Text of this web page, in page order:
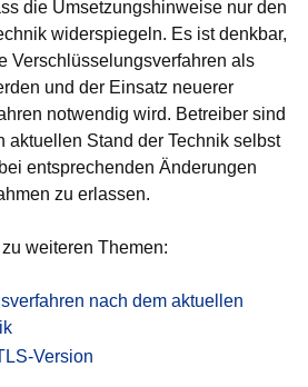
die Umsetzungshinweise nur den
widerspiegeln. Es ist denkbar,
Verschlüsselungsverfahren als
und der Einsatz neuerer
notwendig wird. Betreiber sind
aktuellen Stand der Technik selbst
entsprechenden Änderungen
zu erlassen.
weiteren Themen:
nach dem aktuellen
Version